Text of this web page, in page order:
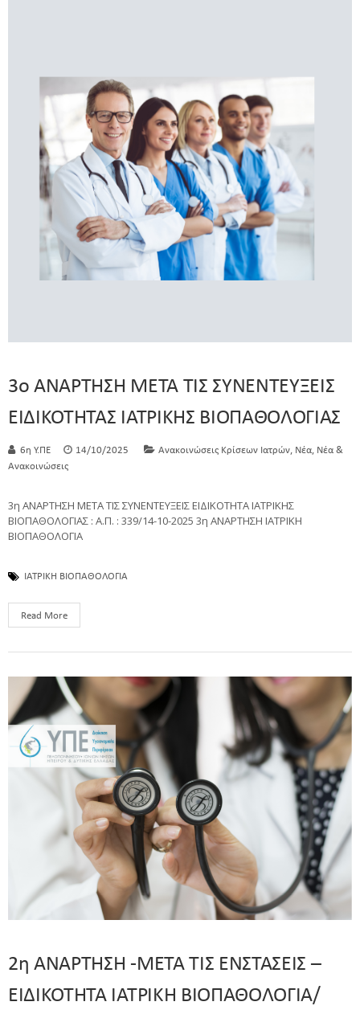
3ο ΑΝΑΡΤΗΣΗ ΜΕΤΑ ΤΙΣ ΣΥΝΕΝΤΕΥΞΕΙΣ
ΕΙΔΙΚΟΤΗΤΑΣ ΙΑΤΡΙΚΗΣ ΒΙΟΠΑΘΟΛΟΓΙΑΣ
6η Υ.ΠΕ 14/10/2025 Ανακοινώσεις Κρίσεων Ιατρών Νέα Νέα &
Ανακοινώσεις
3η ΑΝΑΡΤΗΣΗ ΜΕΤΑ ΤΙΣ ΣΥΝΕΝΤΕΥΞΕΙΣ ΕΙΔΙΚΟΤΗΤΑ ΙΑΤΡΙΚΗΣ
ΒΙΟΠΑΘΟΛΟΓΙΑΣ : Α.Π. : 339/14-10-2025 3η ΑΝΑΡΤΗΣΗ ΙΑΤΡΙΚΗ
ΒΙΟΠΑΘΟΛΟΓΙΑ
ΙΑΤΡΙΚΗ ΒΙΟΠΑΘΟΛΟΓΙΑ
Read More
2η ΑΝΑΡΤΗΣΗ -ΜΕΤΑ ΤΙΣ ΕΝΣΤΑΣΕΙΣ –
ΕΙΔΙΚΟΤΗΤΑ ΙΑΤΡΙΚΗ ΒΙΟΠΑΘΟΛΟΓΙΑ/